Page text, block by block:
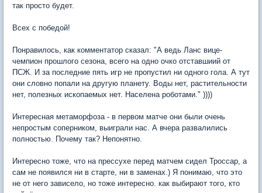
так просто будет.
Всех с победой!
Понравилось, как комментатор сказал: "А ведь Ланс вице-
чемпион прошлого сезона, всего на одно очко отставшиий от
ПСЖ. И за последние пять игр не пропустил ни одного гола. А тут
они словно попали на другую планету. Воды нет, растительности
нет, полезных ископаемых нет. Населена роботами." ))))
Интересная метаморфоза - в первом матче они были очень
непростым соперником, выиграли нас. А вчера развалились
полностью. Почему так? Непонятно.
Интересно тоже, что на прессухе перед матчем сидел Троссар, а
сам не появился ни в старте, ни в заменах.) Я понимаю, что это
не от него зависело, но тоже интересно. как выбирают того, кто